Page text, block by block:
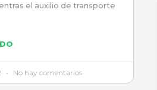
el auxilio de transporte
No hay comentarios